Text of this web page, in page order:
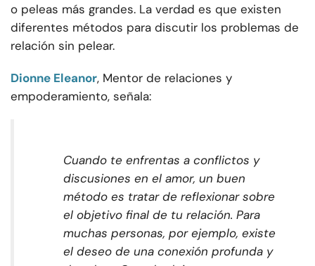
o peleas más grandes. La verdad es que existen
diferentes métodos para discutir los problemas de
relación sin pelear.
Dionne Eleanor, Mentor de relaciones y
empoderamiento, señala:
Cuando te enfrentas a conflictos y
discusiones en el amor, un buen
método es tratar de reflexionar sobre
el objetivo final de tu relación. Para
muchas personas, por ejemplo, existe
el deseo de una conexión profunda y